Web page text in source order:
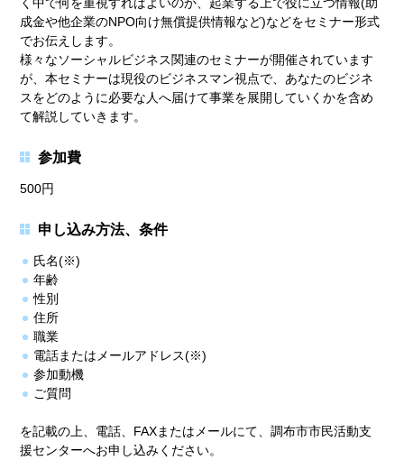
成⾦や他企業のNPO向け無償提供情報など)などをセミナー形式
でお伝えします。
様々なソーシャルビジネス関連のセミナーが開催されています
が、本セミナーは現役のビジネスマン視点で、あなたのビジネ
スをどのように必要な⼈へ届けて事業を展開していくかを含め
て解説していきます。
参加費
500円
申し込み方法、条件
氏名(※)
年齢
性別
住所
職業
電話またはメールアドレス(※)
参加動機
ご質問
を記載の上、電話、FAXまたはメールにて、調布市市民活動支
援センターへお申し込みください。